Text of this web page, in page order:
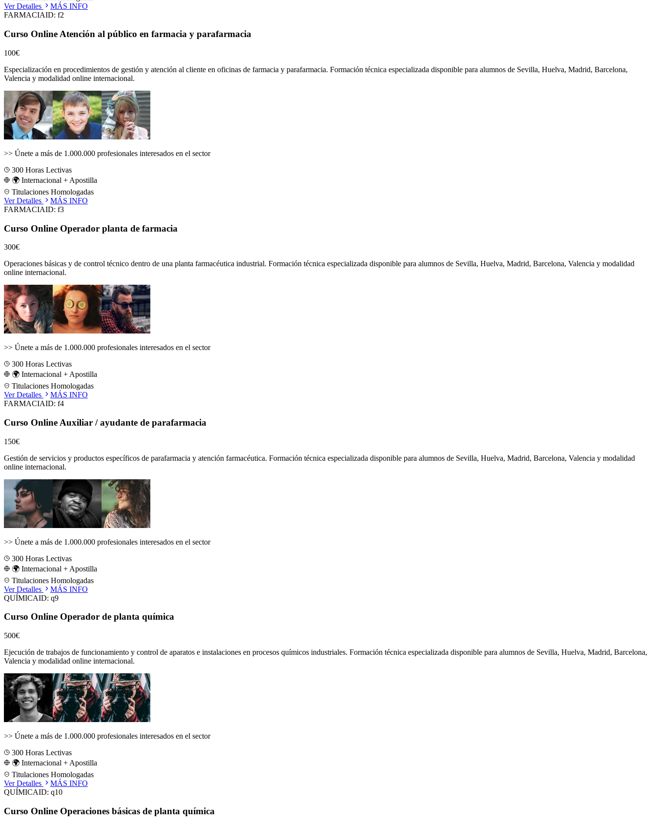
Ver Detalles
MÁS INFO
FARMACIAID: f2
Curso Online Atención al público en farmacia y parafarmacia
100€
Especialización en procedimientos de gestión y atención al cliente en oficinas de farmacia y parafarmacia. Formación técnica especializada disponible para alumnos de Sevilla, Huelva, Madrid, Barcelona,
Valencia y modalidad online internacional.
>> Únete a más de 1.000.000 profesionales interesados en el sector
300 Horas Lectivas
🌍 Internacional + Apostilla
Titulaciones Homologadas
Ver Detalles
MÁS INFO
FARMACIAID: f3
Curso Online Operador planta de farmacia
300€
Operaciones básicas y de control técnico dentro de una planta farmacéutica industrial. Formación técnica especializada disponible para alumnos de Sevilla, Huelva, Madrid, Barcelona, Valencia y modalidad
online internacional.
>> Únete a más de 1.000.000 profesionales interesados en el sector
300 Horas Lectivas
🌍 Internacional + Apostilla
Titulaciones Homologadas
Ver Detalles
MÁS INFO
FARMACIAID: f4
Curso Online Auxiliar / ayudante de parafarmacia
150€
Gestión de servicios y productos específicos de parafarmacia y atención farmacéutica. Formación técnica especializada disponible para alumnos de Sevilla, Huelva, Madrid, Barcelona, Valencia y modalidad
online internacional.
>> Únete a más de 1.000.000 profesionales interesados en el sector
300 Horas Lectivas
🌍 Internacional + Apostilla
Titulaciones Homologadas
Ver Detalles
MÁS INFO
QUÍMICAID: q9
Curso Online Operador de planta química
500€
Ejecución de trabajos de funcionamiento y control de aparatos e instalaciones en procesos químicos industriales. Formación técnica especializada disponible para alumnos de Sevilla, Huelva, Madrid, Barcelona,
Valencia y modalidad online internacional.
>> Únete a más de 1.000.000 profesionales interesados en el sector
300 Horas Lectivas
🌍 Internacional + Apostilla
Titulaciones Homologadas
Ver Detalles
MÁS INFO
QUÍMICAID: q10
Curso Online Operaciones básicas de planta química